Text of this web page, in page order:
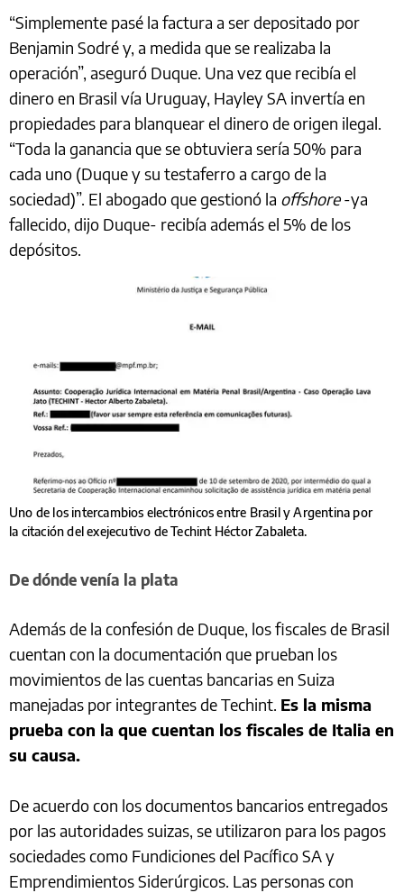
“Simplemente pasé la factura a ser depositado por
Benjamin Sodré y, a medida que se realizaba la
operación”, aseguró Duque. Una vez que recibía el
dinero en Brasil vía Uruguay, Hayley SA invertía en
propiedades para blanquear el dinero de origen ilegal.
“Toda la ganancia que se obtuviera sería 50% para
cada uno (Duque y su testaferro a cargo de la
sociedad)”. El abogado que gestionó la offshore-ya
fallecido, dijo Duque- recibía además el 5% de los
depósitos.
Uno de los intercambios electrónicos entre Brasil y Argentina por
la citación del exejecutivo de Techint Héctor Zabaleta.
De dónde venía la plata
Además de la confesión de Duque, los fiscales de Brasil
cuentan con la documentación que prueban los
movimientos de las cuentas bancarias en Suiza
manejadas por integrantes de Techint. Es la misma
prueba con la que cuentan los fiscales de Italia en
su causa.
De acuerdo con los documentos bancarios entregados
por las autoridades suizas, se utilizaron para los pagos
sociedades como Fundiciones del Pacífico SA y
Emprendimientos Siderúrgicos. Las personas con